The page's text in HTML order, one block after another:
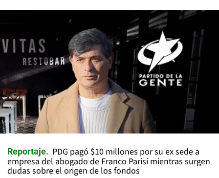
Reportaje
PDG pagó $10 millones por su ex sede a
empresa del abogado de Franco Parisi mientras surgen
dudas sobre el origen de los fondos